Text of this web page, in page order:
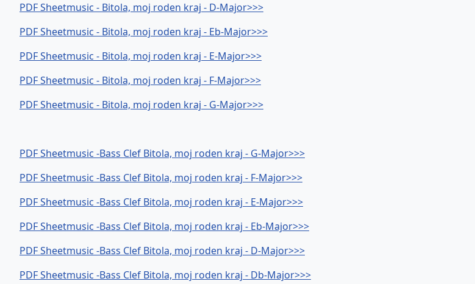
PDF Sheetmusic - Bitola, moj roden kraj - D-Major>>>
PDF Sheetmusic - Bitola, moj roden kraj - Eb-Major>>>
PDF Sheetmusic - Bitola, moj roden kraj - E-Major>>>
PDF Sheetmusic - Bitola, moj roden kraj - F-Major>>>
PDF Sheetmusic - Bitola, moj roden kraj - G-Major>>>
PDF Sheetmusic -Bass Clef Bitola, moj roden kraj - G-Major>>>
PDF Sheetmusic -Bass Clef Bitola, moj roden kraj - F-Major>>>
PDF Sheetmusic -Bass Clef Bitola, moj roden kraj - E-Major>>>
PDF Sheetmusic -Bass Clef Bitola, moj roden kraj - Eb-Major>>>
PDF Sheetmusic -Bass Clef Bitola, moj roden kraj - D-Major>>>
PDF Sheetmusic -Bass Clef Bitola, moj roden kraj - Db-Major>>>